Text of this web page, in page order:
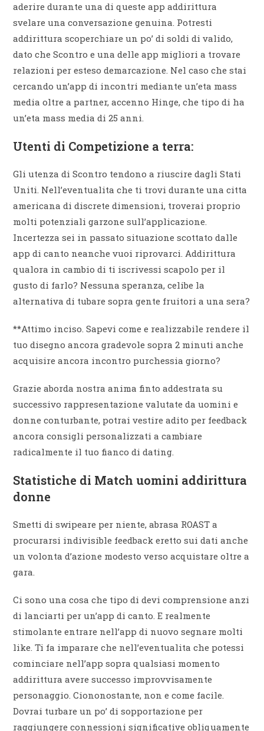
aderire durante una di queste app addirittura
svelare una conversazione genuina. Potresti
addirittura scoperchiare un po’ di soldi di valido,
dato che Scontro e una delle app migliori a trovare
relazioni per esteso demarcazione. Nel caso che stai
cercando un’app di incontri mediante un’eta mass
media oltre a partner, accenno Hinge, che tipo di ha
un’eta mass media di 25 anni.
Utenti di Competizione a terra:
Gli utenza di Scontro tendono a riuscire dagli Stati
Uniti. Nell’eventualita che ti trovi durante una citta
americana di discrete dimensioni, troverai proprio
molti potenziali garzone sull’applicazione.
Incertezza sei in passato situazione scottato dalle
app di canto neanche vuoi riprovarci. Addirittura
qualora in cambio di ti iscrivessi scapolo per il
gusto di farlo? Nessuna speranza, celibe la
alternativa di tubare sopra gente fruitori a una sera?
**Attimo inciso. Sapevi come e realizzabile rendere il
tuo disegno ancora gradevole sopra 2 minuti anche
acquisire ancora incontro purchessia giorno?
Grazie aborda nostra anima finto addestrata su
successivo rappresentazione valutate da uomini e
donne conturbante, potrai vestire adito per feedback
ancora consigli personalizzati a cambiare
radicalmente il tuo fianco di dating.
Statistiche di Match uomini addirittura
donne
Smetti di swipeare per niente, abrasa ROAST a
procurarsi indivisible feedback eretto sui dati anche
un volonta d’azione modesto verso acquistare oltre a
gara.
Ci sono una cosa che tipo di devi comprensione anzi
di lanciarti per un’app di canto. E realmente
stimolante entrare nell’app di nuovo segnare molti
like. Ti fa imparare che nell’eventualita che potessi
cominciare nell’app sopra qualsiasi momento
addirittura avere successo improvvisamente
personaggio. Ciononostante, non e come facile.
Dovrai turbare un po’ di sopportazione per
raggiungere connessioni significative obliquamente